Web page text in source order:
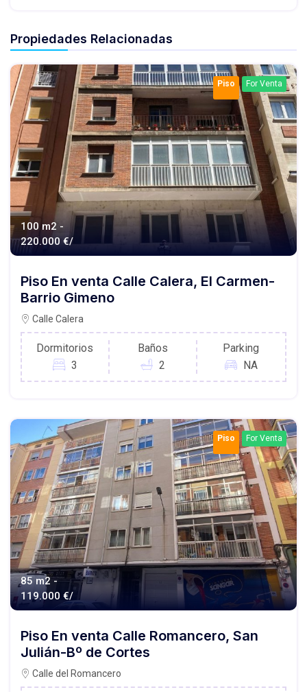
Propiedades Relacionadas
Piso For Venta
100 m2 -
220.000 €/
Piso En venta Calle Calera, El Carmen-
Barrio Gimeno
Calle Calera
Dormitorios
3
Baños
2
Parking
NA
Piso For Venta
85 m2 -
119.000 €/
Piso En venta Calle Romancero, San
Julián-Bº de Cortes
Calle del Romancero